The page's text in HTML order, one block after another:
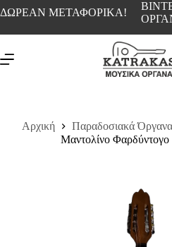
ΔΩΡΕΑΝ ΜΕΤΑΦΟΡΙΚΑ!
Αρχική Παραδοσιακά Όργανα
Μαντολίνο